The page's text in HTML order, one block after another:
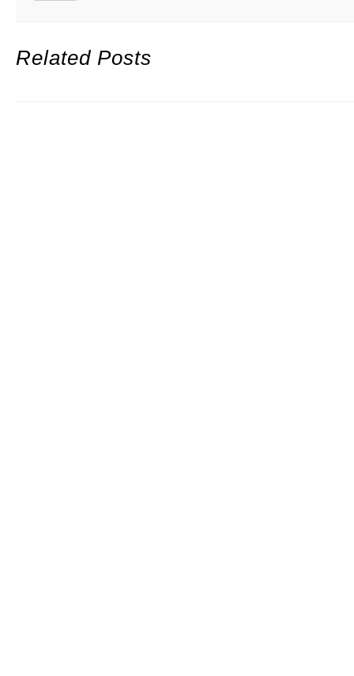
Related Posts